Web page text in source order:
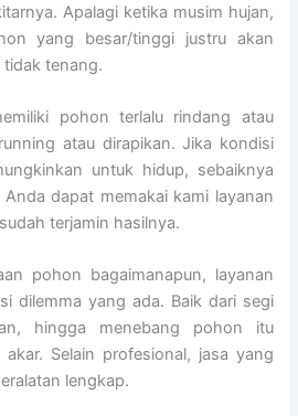
Apalagi ketika musim hujan,
yang besar/tinggi justru akan
tidak tenang.
pohon terlalu rindang atau
atau dirapikan. Jika kondisi
untuk hidup, sebaiknya
dapat memakai kami layanan
terjamin hasilnya.
pohon bagaimanapun, layanan
dilemma yang ada. Baik dari segi
hingga menebang pohon itu
Selain profesional, jasa yang
lengkap.